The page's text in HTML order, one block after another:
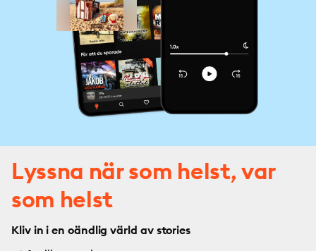
Lyssna när som helst, var
som helst
Kliv in i en oändlig värld av stories